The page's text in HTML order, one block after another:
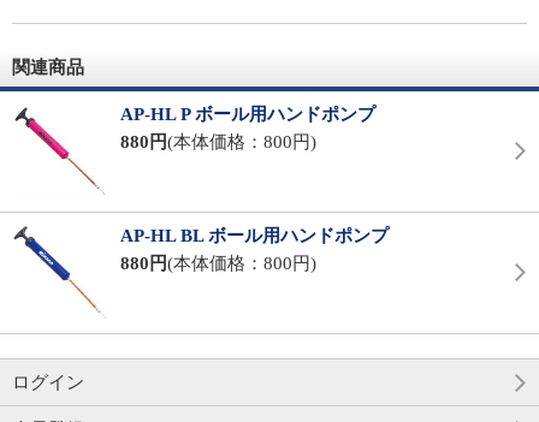
関連商品
AP-HL P ボール用ハンドポンプ
880円(本体価格：800円)
AP-HL BL ボール用ハンドポンプ
880円(本体価格：800円)
ログイン